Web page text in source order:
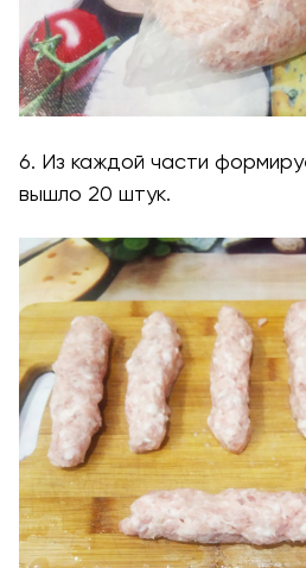
6. Из каждой части
вышло 20 штук.